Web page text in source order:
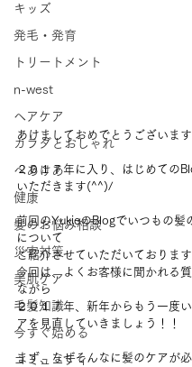
キッズ
発毛・発育
トリートメント
n-west
ヘアケア
カラダとおしゃれ
へあけあ
健康
髪のお悩み相談
災害対策
美肌ケア
毛髪知識
今すぐ始める
コミュニティ
あけましておめでとうございます
２０１７年に入り、はじめての
いただきます(^^)/
前回のYukieのBlogでいつもの髪
について
ご紹介させていただいております
今回は、よくお客様に聞かれる
ながら
２０１７年、新年からもう一度
アを見直していきましょう！！
まず、なぜそんなに髪のケアが